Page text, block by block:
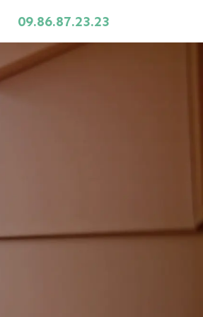
09.86.87.23.23